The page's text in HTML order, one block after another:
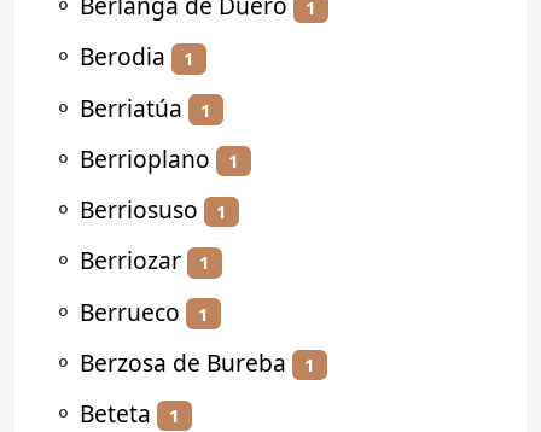
1
⚬ Berodia 1
⚬ Berriatúa 1
⚬ Berrioplano 1
⚬ Berriosuso 1
⚬ Berriozar 1
⚬ Berrueco 1
⚬ Berzosa de Bureba 1
⚬ Beteta 1